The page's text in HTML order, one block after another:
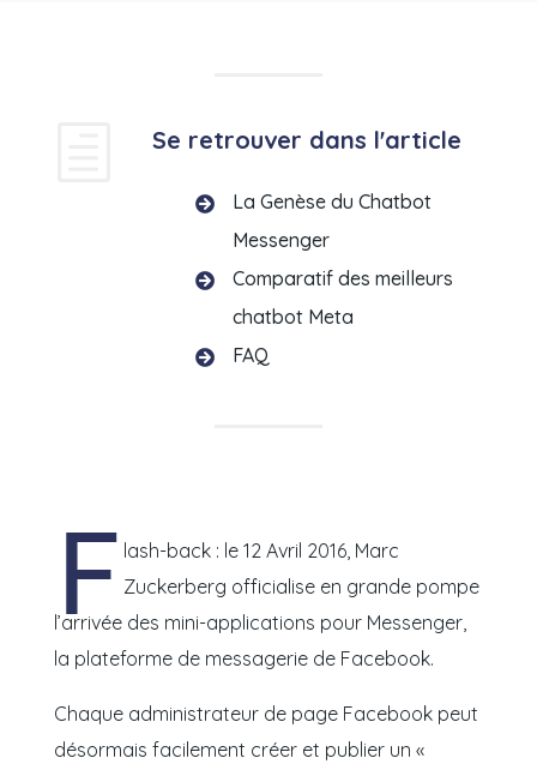
Se retrouver dans l'article

La Genèse du Chatbot
Messenger

Comparatif des meilleurs
chatbot Meta
 FAQ
F lash-back : le 12 Avril 2016, Marc
Zuckerberg officialise en grande pompe
l’arrivée des mini-applications pour Messenger,
la plateforme de messagerie de Facebook.
Chaque administrateur de page Facebook peut
désormais facilement créer et publier un «